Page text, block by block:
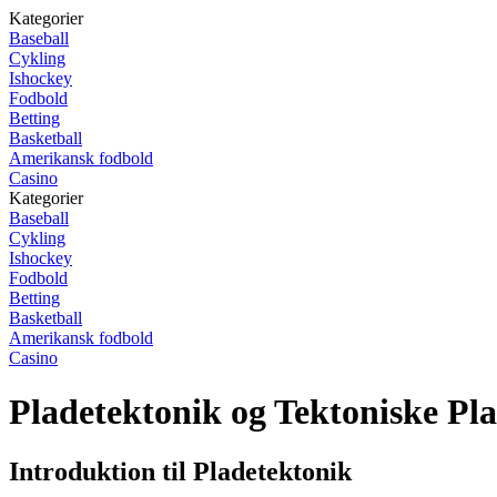
Kategorier
Baseball
Cykling
Ishockey
Fodbold
Betting
Basketball
Amerikansk fodbold
Casino
Kategorier
Baseball
Cykling
Ishockey
Fodbold
Betting
Basketball
Amerikansk fodbold
Casino
Pladetektonik og Tektoniske
Introduktion til Pladetektonik